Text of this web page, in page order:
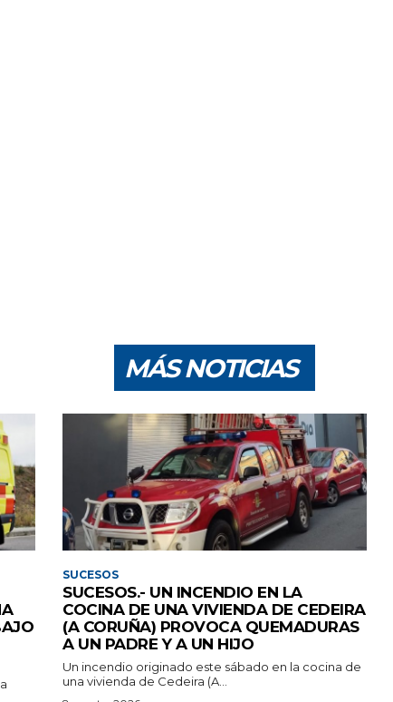
MÁS NOTICIAS
SUCESOS
SUCESOS.- UN INCENDIO EN LA
COCINA DE UNA VIVIENDA DE CEDEIRA
(A CORUÑA) PROVOCA QUEMADURAS
A UN PADRE Y A UN HIJO
Un incendio originado este sábado en la cocina de
una vivienda de Cedeira (A...